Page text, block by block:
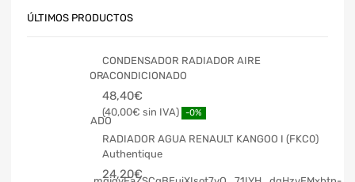
ÚLTIMOS PRODUCTOS
CONDENSADOR RADIADOR AIRE
ACONDICIONADO
48,40€
40,00€ -0%
RADIADOR AGUA RENAULT KANGOO I (FKC0)
Authentique
24,20€